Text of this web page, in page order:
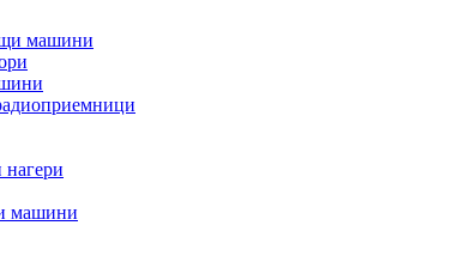
машини
машини